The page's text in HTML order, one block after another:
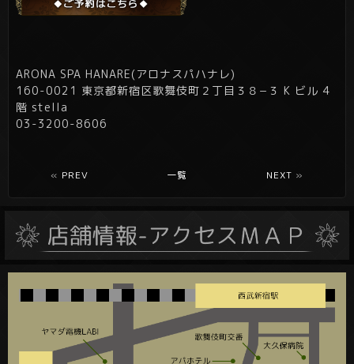
ARONA SPA HANARE(アロナスパハナレ)
160-0021 東京都新宿区歌舞伎町２丁目３８−３ K ビル 4
階 stella
03-3200-8606
« PREV 一覧 NEXT »